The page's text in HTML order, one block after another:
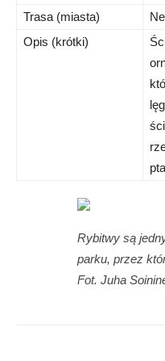
Trasa (miasta)
Opis (krótki)
Rybitwy są
parku, przez
Fot. Juha